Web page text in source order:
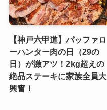
【神戸六甲道】バッファロ
ーハンター肉の日（29の
日）が激アツ！2kg超えの
絶品ステーキに家族全員大
興奮！